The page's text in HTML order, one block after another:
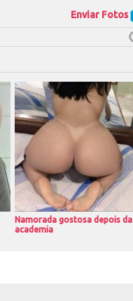
Enviar Fotos
Namorada gostosa depois da
academia